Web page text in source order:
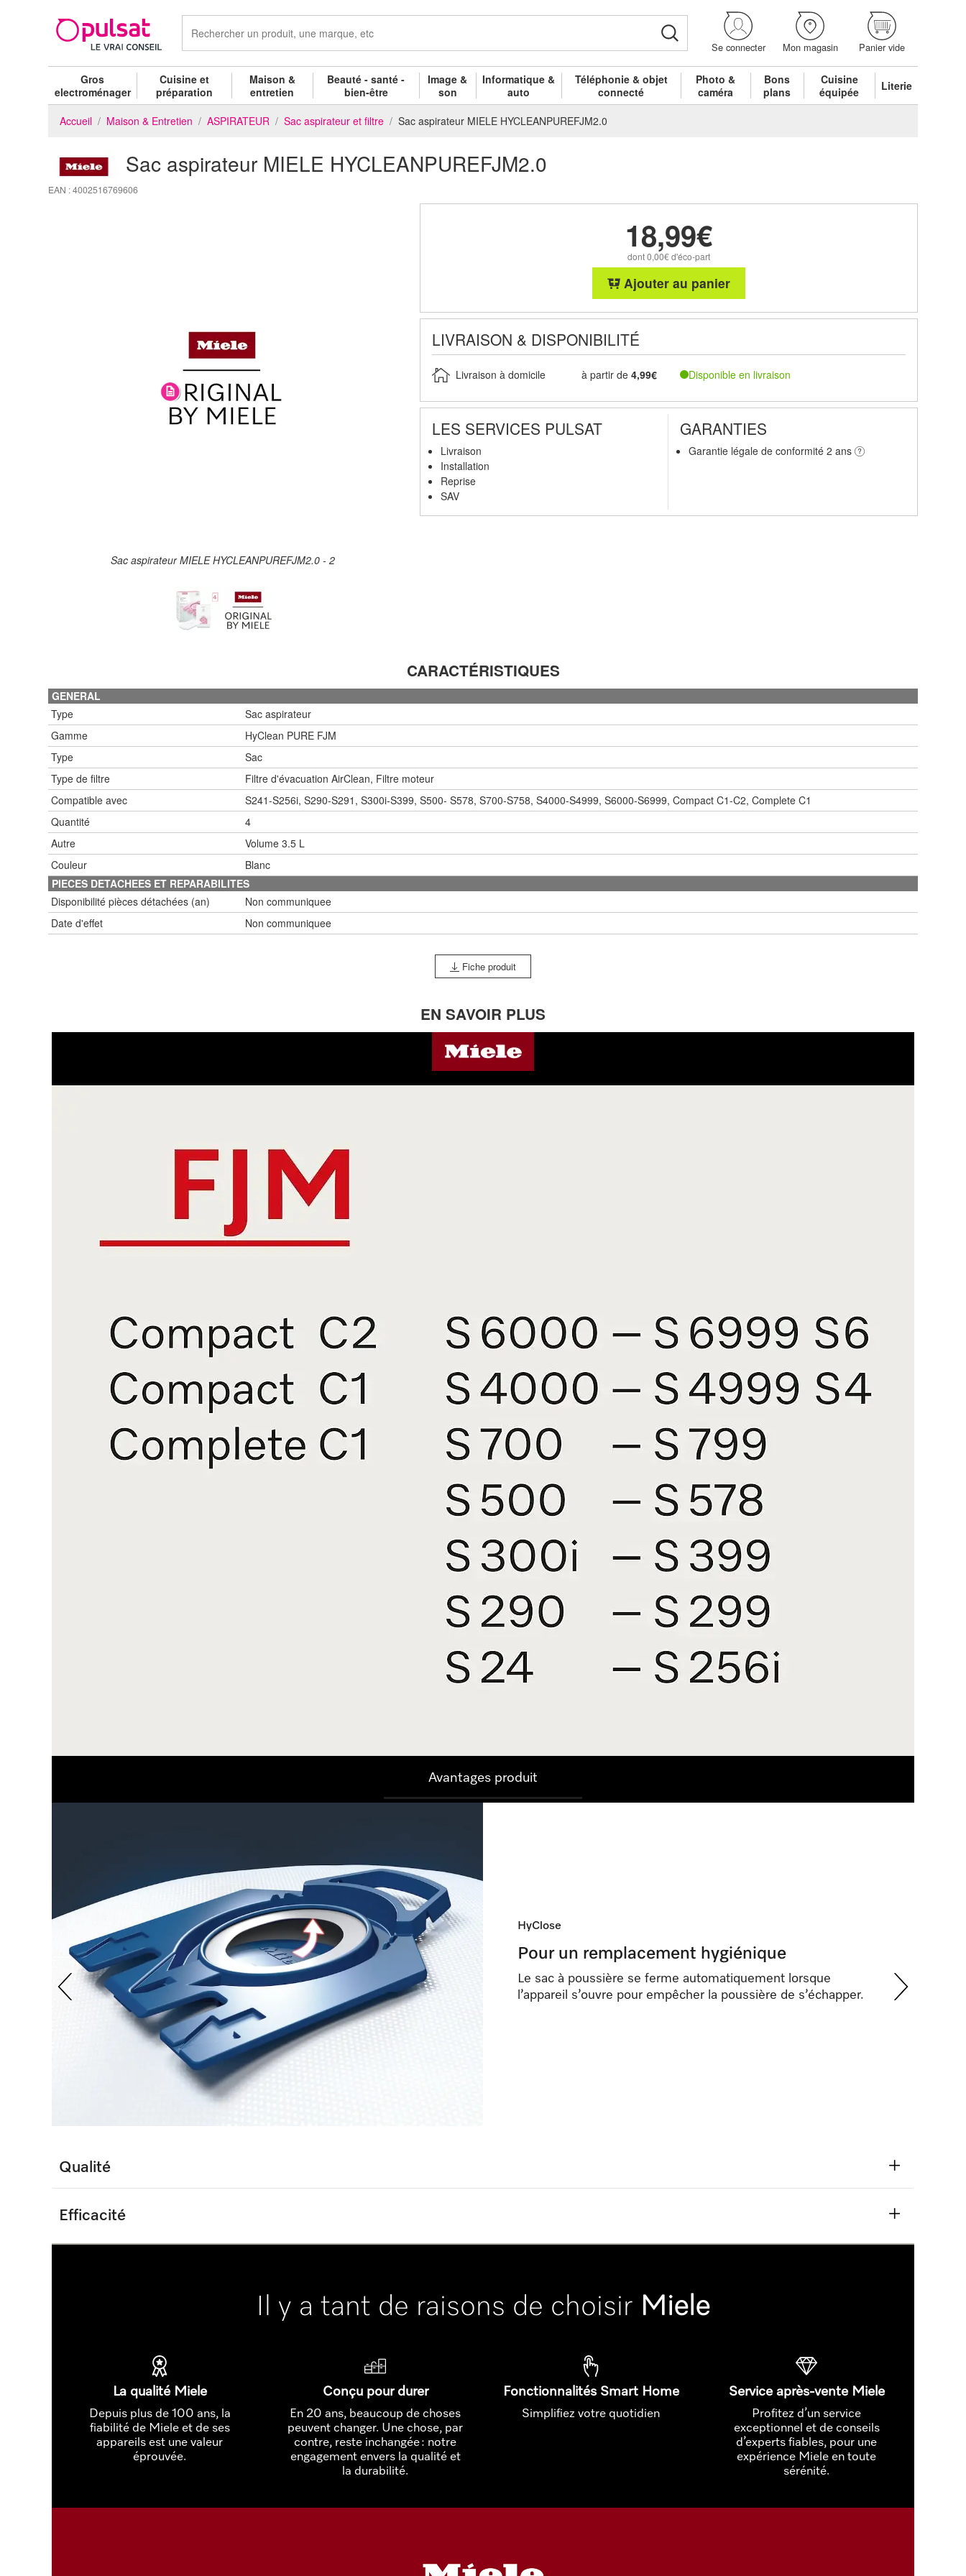
Se connecter Mon magasin Panier vide
Gros
electroménager
Cuisine et
préparation
Maison &
entretien
Beauté - santé -
bien-être
Image &
son
Informatique &
auto
Téléphonie & objet
connecté
Photo &
caméra
Bons
plans
Cuisine
équipée
Literie
Accueil Maison & Entretien ASPIRATEUR Sac aspirateur et filtre Sac aspirateur MIELE HYCLEANPUREFJM2.0
Sac aspirateur MIELE HYCLEANPUREFJM2.0
EAN : 4002516769606
Sac aspirateur MIELE HYCLEANPUREFJM2.0 - 2
18,99€
dont 0,00€ d'éco-part
Ajouter au panier
LIVRAISON & DISPONIBILITÉ
Livraison à domicile à partir de4,99€ Disponible en livraison
LES SERVICES PULSAT
Livraison
Installation
Reprise
SAV
GARANTIES
Garantie légale de conformité 2 ans
CARACTÉRISTIQUES
GENERAL
Type
Sac aspirateur
Gamme
HyClean PURE FJM
Type
Sac
Type de filtre
Filtre d'évacuation AirClean, Filtre moteur
Compatible avec
S241-S256i, S290-S291, S300i-S399, S500- S578, S700-S758, S4000-S4999, S6000-S6999, Compact C1-C2, Complete C1
Quantité
4
Autre
Volume 3.5 L
Couleur
Blanc
PIECES DETACHEES ET REPARABILITES
Disponibilité pièces détachées (an)
Non communiquee
Date d'effet
Non communiquee
Fiche produit
EN SAVOIR PLUS
Avantages produit
HyClose
Pour un remplacement hygiénique
Le sac à poussière se ferme automatiquement lorsque
l’appareil s’ouvre pour empêcher la poussière de s’échapper.
Qualité
Efficacité
Il y a tant de raisons de choisir Miele
La qualité Miele
Depuis plus de 100 ans, la
fiabilité de Miele et de ses
appareils est une valeur
éprouvée.
Conçu pour durer
En 20 ans, beaucoup de choses
peuvent changer. Une chose, par
contre, reste inchangée : notre
engagement envers la qualité et
la durabilité.
Fonctionnalités Smart Home
Simplifiez votre quotidien
Service après-vente Miele
Profitez d’un service
exceptionnel et de conseils
d’experts fiables, pour une
expérience Miele en toute
sérénité.